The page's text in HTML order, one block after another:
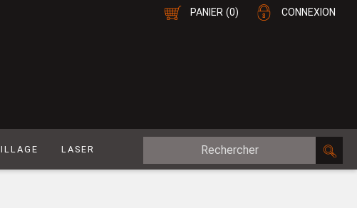
CONNEXION
PANIER (0)
LASER